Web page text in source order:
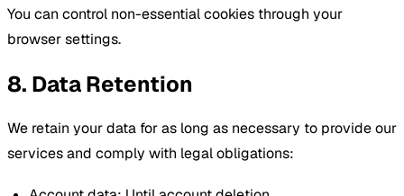
You can control non-essential cookies through your
browser settings.
8. Data Retention
We retain your data for as long as necessary to provide our
services and comply with legal obligations: